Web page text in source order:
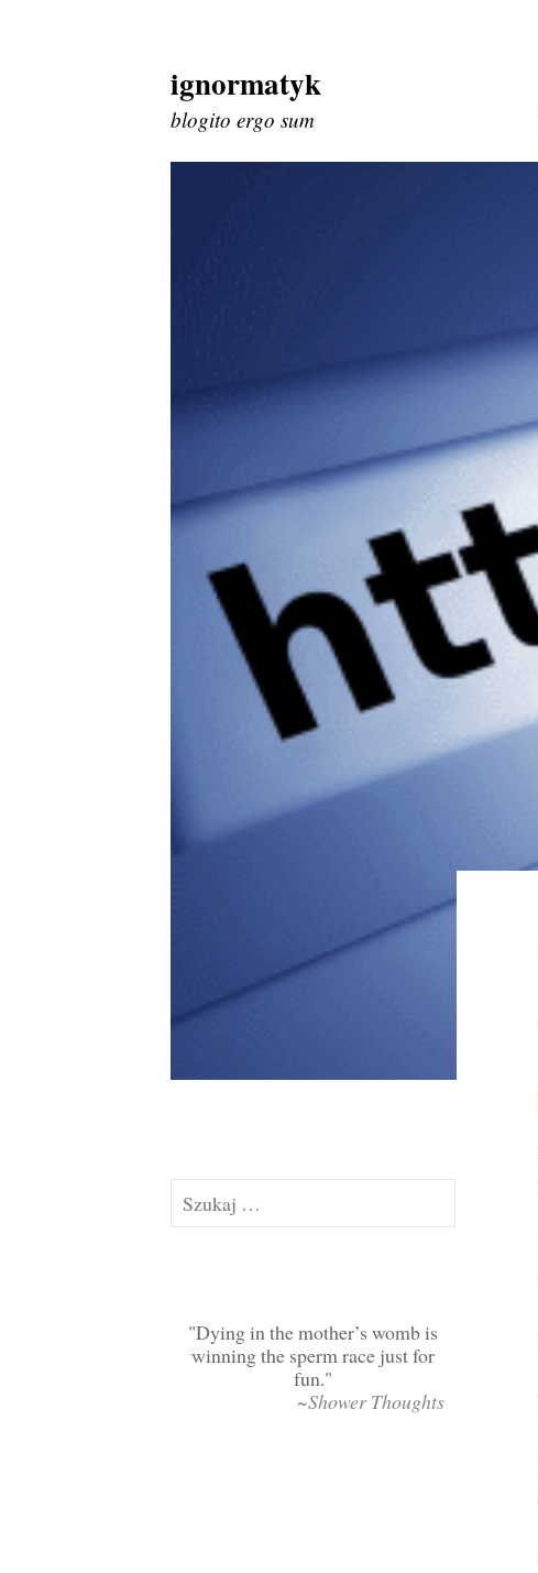
Skip
to
content
ignormatyk
blogito ergo sum
Szukaj:
Dying in the mother’s womb is
winning the sperm race just for
fun.
~Shower Thoughts